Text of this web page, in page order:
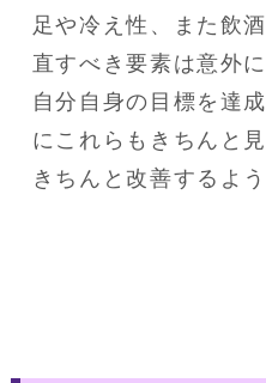
足や冷え性、また飲
直すべき要素は意外
自分自身の目標を達
にこれらもきちんと
きちんと改善するよ